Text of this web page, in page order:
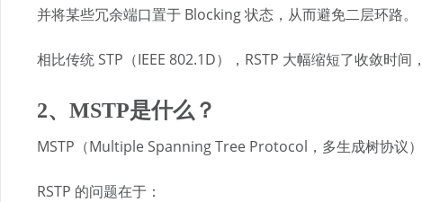
并将某些冗余端口置于 Blocking 状态，从而避免二层环路。
相比传统 STP（IEEE 802.1D），RSTP 大幅缩短了收敛时间
2、MSTP是什么？
MSTP（Multiple Spanning Tree Protocol，多生成树协议）
RSTP 的问题在于：